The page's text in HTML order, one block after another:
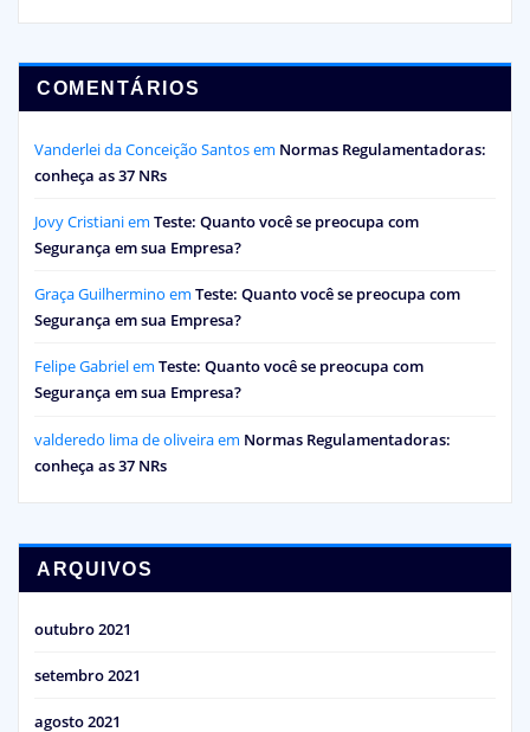
COMENTÁRIOS
Vanderlei da Conceição Santosem Normas Regulamentadoras:
conheça as 37 NRs
Jovy Cristianiem Teste: Quanto você se preocupa com
Segurança em sua Empresa?
Graça Guilhermino em Teste: Quanto você se preocupa com
Segurança em sua Empresa?
Felipe Gabrielem Teste: Quanto você se preocupa com
Segurança em sua Empresa?
valderedo lima de oliveiraem Normas Regulamentadoras:
conheça as 37 NRs
ARQUIVOS
outubro 2021
setembro 2021
agosto 2021